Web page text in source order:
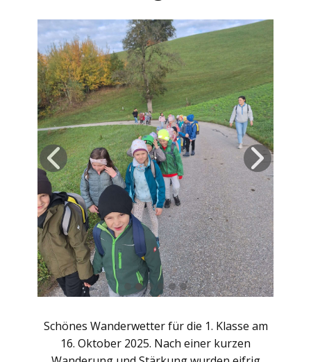
Schönes Wanderwetter für die 1. Klasse am
16. Oktober 2025. Nach einer kurzen